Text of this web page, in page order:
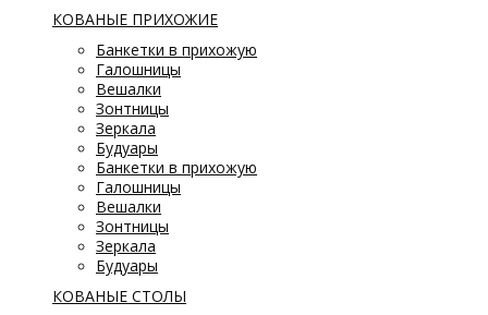
КОВАНЫЕ ПРИХОЖИЕ
Банкетки в прихожую
Галошницы
Вешалки
Зонтницы
Зеркала
Будуары
Банкетки в прихожую
Галошницы
Вешалки
Зонтницы
Зеркала
Будуары
КОВАНЫЕ СТОЛЫ